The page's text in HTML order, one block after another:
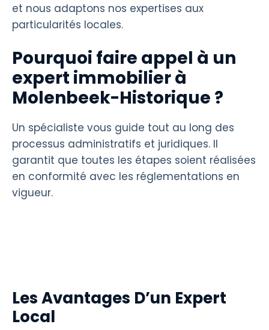
et nous adaptons nos expertises aux
particularités locales.
Pourquoi faire appel à un
expert immobilier à
Molenbeek-Historique ?
Un spécialiste vous guide tout au long des
processus administratifs et juridiques. Il
garantit que toutes les étapes soient réalisées
en conformité avec les réglementations en
vigueur.
Les Avantages D’un Expert
Local